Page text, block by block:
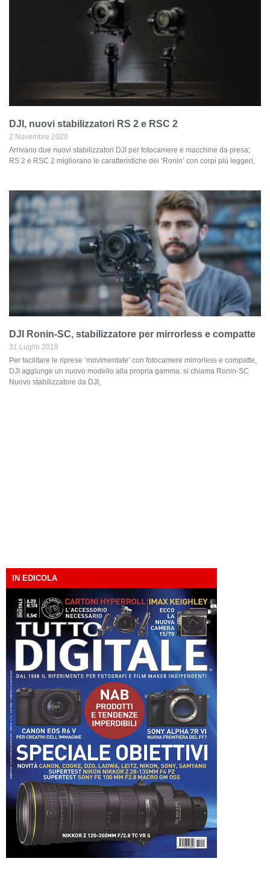
DJI, nuovi stabilizzatori RS 2 e RSC 2
2 Novembre 2020
Arrivano due nuovi stabilizzatori DJI per fotocamere e macchine da presa;
RS 2 e RSC 2 migliorano le caratteristiche dei ‘Ronin’ con corpi più leggeri,
DJI Ronin-SC, stabilizzatore per mirrorless e compatte
31 Luglio 2019
Per facilitare le riprese ‘movimentate’ con fotocamere mirrorless e compatte,
DJI aggiunge un nuovo modello alla propria gamma: si chiama Ronin-SC
Nuovo stabilizzatore da DJI,
IN EDICOLA